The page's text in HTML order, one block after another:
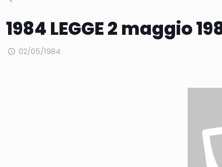
1984 LEGGE 2 maggio
02/05/1984